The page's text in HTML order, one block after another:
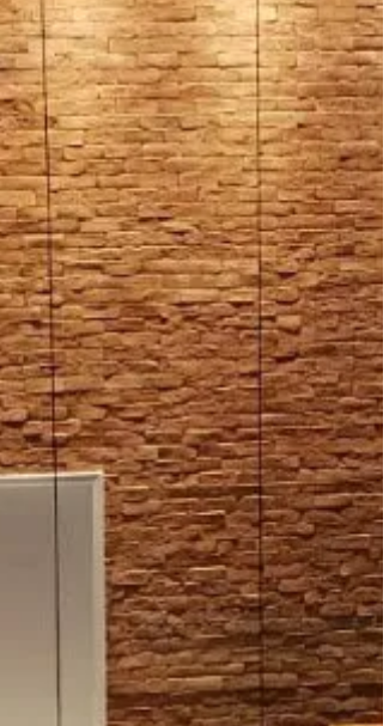
feito à mão como os da Kéramus Design, permite
uma infinidade de possibilidades decorativas,
em ambientes internos quanto externos. Com
personalidade, textura e uma paleta rica de cores
naturais ou pintadas, esses pequenos blocos
podem transforma